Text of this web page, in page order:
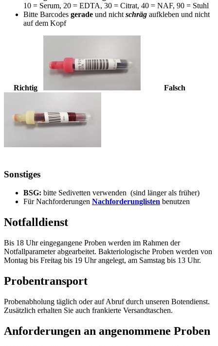
10 = Serum, 20 = EDTA, 30 = Citrat, 40 = NAF, 90 = Stuhl
Bitte Barcodes gerade und nicht schräg aufkleben und nicht
auf dem Kopf
Richtig Falsch
Sonstiges
BSG: bitte Sedivetten verwenden (sind länger als früher)
Für Nachforderungen Nachforderunglisten benutzen
Notfalldienst
Bis 18 Uhr eingegangene Proben werden im Rahmen der
Notfallparameter abgearbeitet. Bakteriologische Proben werden von
Montag bis Freitag bis 19 Uhr angelegt, am Samstag bis 13 Uhr.
Probentransport
Probenabholung täglich oder auf Abruf durch unseren Botendienst.
Zusätzlich erhalten Sie auch frankierte Versandtaschen.
Anforderungen an angenommene Proben